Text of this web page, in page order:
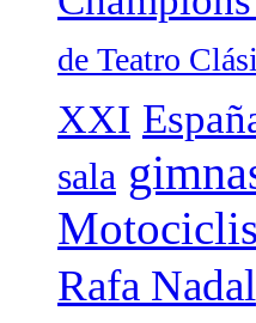
de Teatro
XXI
sala
Rafa Nadal